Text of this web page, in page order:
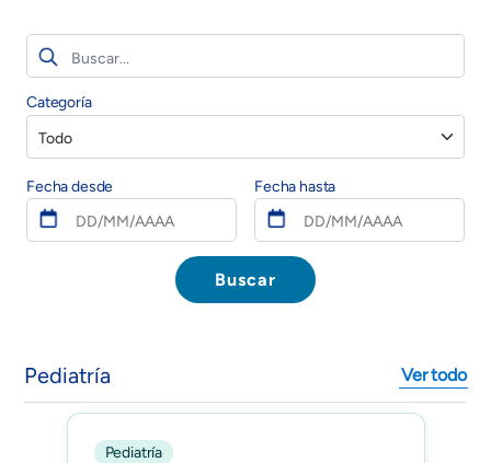
Fecha desde Fecha hasta
Categoría
Pediatría Ver todo
Pediatría